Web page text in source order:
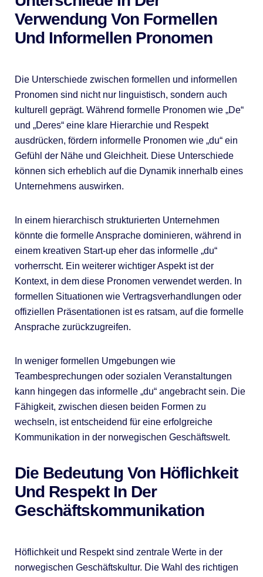
Verwendung Von Formellen
Und Informellen Pronomen
Die Unterschiede zwischen formellen und informellen
Pronomen sind nicht nur linguistisch, sondern auch
kulturell geprägt. Während formelle Pronomen wie „De“
und „Deres“ eine klare Hierarchie und Respekt
ausdrücken, fördern informelle Pronomen wie „du“ ein
Gefühl der Nähe und Gleichheit. Diese Unterschiede
können sich erheblich auf die Dynamik innerhalb eines
Unternehmens auswirken.
In einem hierarchisch strukturierten Unternehmen
könnte die formelle Ansprache dominieren, während in
einem kreativen Start-up eher das informelle „du“
vorherrscht. Ein weiterer wichtiger Aspekt ist der
Kontext, in dem diese Pronomen verwendet werden. In
formellen Situationen wie Vertragsverhandlungen oder
offiziellen Präsentationen ist es ratsam, auf die formelle
Ansprache zurückzugreifen.
In weniger formellen Umgebungen wie
Teambesprechungen oder sozialen Veranstaltungen
kann hingegen das informelle „du“ angebracht sein. Die
Fähigkeit, zwischen diesen beiden Formen zu
wechseln, ist entscheidend für eine erfolgreiche
Kommunikation in der norwegischen Geschäftswelt.
Die Bedeutung Von Höflichkeit
Und Respekt In Der
Geschäftskommunikation
Höflichkeit und Respekt sind zentrale Werte in der
norwegischen Geschäftskultur. Die Wahl des richtigen